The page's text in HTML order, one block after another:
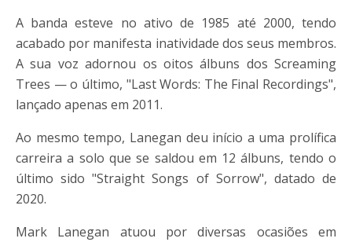
A banda esteve no ativo de 1985 até 2000, tendo
acabado por manifesta inatividade dos seus membros.
A sua voz adornou os oitos álbuns dos Screaming
Trees — o último, "Last Words: The Final Recordings",
lançado apenas em 2011.
Ao mesmo tempo, Lanegan deu início a uma prolífica
carreira a solo que se saldou em 12 álbuns, tendo o
último sido "Straight Songs of Sorrow", datado de
2020.
Mark Lanegan atuou por diversas ocasiões em